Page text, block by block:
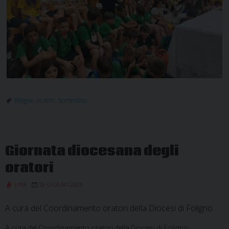
Foligno oratori Sorrentino
Giornata diocesana degli
oratori
LINK 26 GIUGNO 2023
A cura del Coordinamento oratori della Diocesi di Foligno.